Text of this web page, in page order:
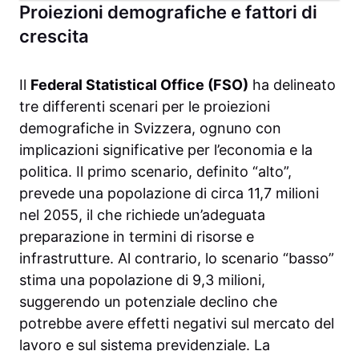
Proiezioni demografiche e fattori di
crescita
Il Federal Statistical Office (FSO) ha delineato
tre differenti scenari per le proiezioni
demografiche in Svizzera, ognuno con
implicazioni significative per l’economia e la
politica. Il primo scenario, definito “alto”,
prevede una popolazione di circa 11,7 milioni
nel 2055, il che richiede un’adeguata
preparazione in termini di risorse e
infrastrutture. Al contrario, lo scenario “basso”
stima una popolazione di 9,3 milioni,
suggerendo un potenziale declino che
potrebbe avere effetti negativi sul mercato del
lavoro e sul sistema previdenziale. La